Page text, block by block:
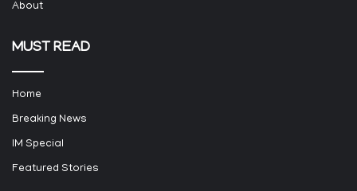
About
MUST READ
Home
Breaking News
IM Special
Featured Stories